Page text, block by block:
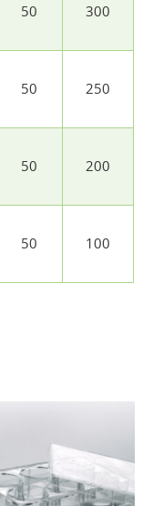
50 300
50 250
50 200
50 100